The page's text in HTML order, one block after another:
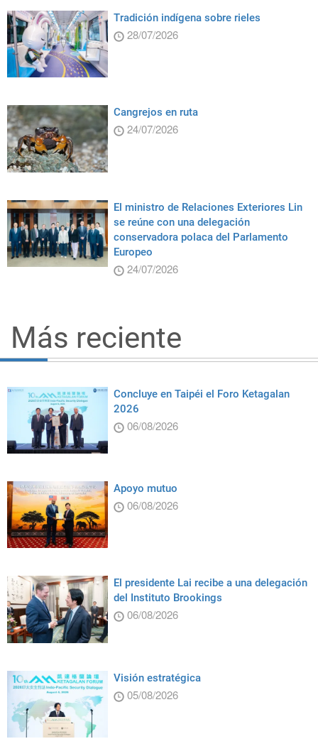
Tradición indígena sobre rieles
28/07/2026
Cangrejos en ruta
24/07/2026
El ministro de Relaciones Exteriores Lin
se reúne con una delegación
conservadora polaca del Parlamento
Europeo
24/07/2026
Más reciente
Concluye en Taipéi el Foro Ketagalan
2026
06/08/2026
Apoyo mutuo
06/08/2026
El presidente Lai recibe a una delegación
del Instituto Brookings
06/08/2026
Visión estratégica
05/08/2026